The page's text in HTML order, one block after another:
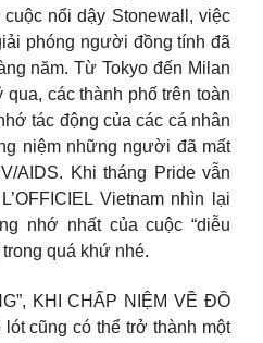
nổi dậy Stonewall, việc
phóng người đồng tính đã
năm. Từ Tokyo đến Milan
qua, các thành phố trên toàn
tác động của các cá nhân
niệm những người đã mất
AIDS. Khi tháng Pride vẫn
Vietnam nhìn lại
nhớ nhất của cuộc “diễu
quá khứ nhé.
KHI CHẤP NIỆM VỀ ĐỒ
cũng có thể trở thành một